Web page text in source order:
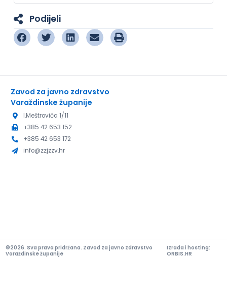
Podijeli
Zavod za javno zdravstvo
Varaždinske županije
I.Meštrovića 1/11
+385 42 653 152
+385 42 653 172
info@zzjzzv.hr
©2026. Sva prava pridržana. Zavod za javno zdravstvo
Varaždinske županije
Izrada i hosting:
ORBIS.HR